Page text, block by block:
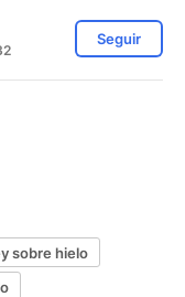
Seguir
sobre hielo